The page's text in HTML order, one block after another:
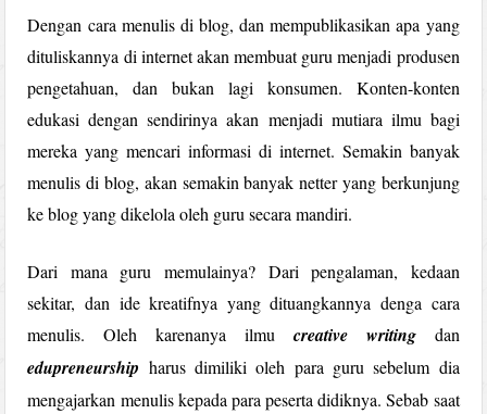
Dengan cara menulis di blog, dan mempublikasikan apa yang
dituliskannya di internet akan membuat guru menjadi produsen
pengetahuan, dan bukan lagi konsumen. Konten-konten
edukasi dengan sendirinya akan menjadi mutiara ilmu bagi
mereka yang mencari informasi di internet. Semakin banyak
menulis di blog, akan semakin banyak netter yang berkunjung
ke blog yang dikelola oleh guru secara mandiri.
Dari mana guru memulainya? Dari pengalaman, kedaan
sekitar, dan ide kreatifnya yang dituangkannya denga cara
menulis. Oleh karenanya ilmu creative writingdan
edupreneurship harus dimiliki oleh para guru sebelum dia
mengajarkan menulis kepada para peserta didiknya. Sebab saat